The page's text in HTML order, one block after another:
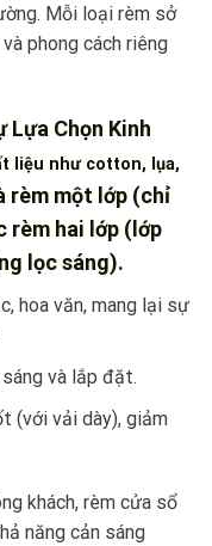
Mỗi loại rèm sở
phong cách riêng
Lựa Chọn Kinh
liệu như cotton, lụa,
rèm một lớp (chỉ
rèm hai lớp (lớp
lọc sáng).
hoa văn, mang lại sự
và lắp đặt.
(với vải dày), giảm
khách, rèm cửa sổ
năng cản sáng